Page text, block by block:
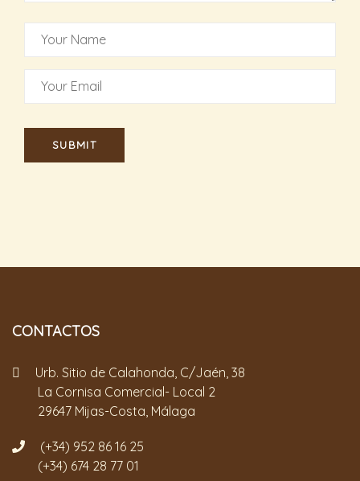
CONTACTOS
Urb. Sitio de Calahonda, C/Jaén, 38
La Cornisa Comercial- Local 2
29647 Mijas-Costa, Málaga
(+34) 952 86 16 25
(+34) 674 28 77 01